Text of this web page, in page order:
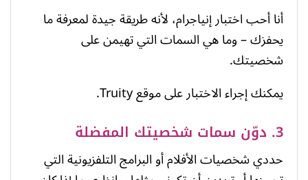
أنا أحب اختبار إنياجرام، لأنه طريقة جيدة لمعرفة ما
يحفزك – وما هي السمات التي تهيمن على
شخصيتك.
يمكنك إجراء الاختبار على موقع Truity.
3. دوّن سمات شخصيتك المفضلة
حددي شخصيات الأفلام أو البرامج التلفزيونية التي